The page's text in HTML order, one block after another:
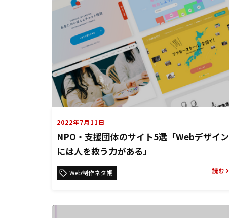
2022年7月11日
NPO・支援団体のサイト5選「Webデザイン
には人を救う力がある」
Web制作ネタ帳 読む